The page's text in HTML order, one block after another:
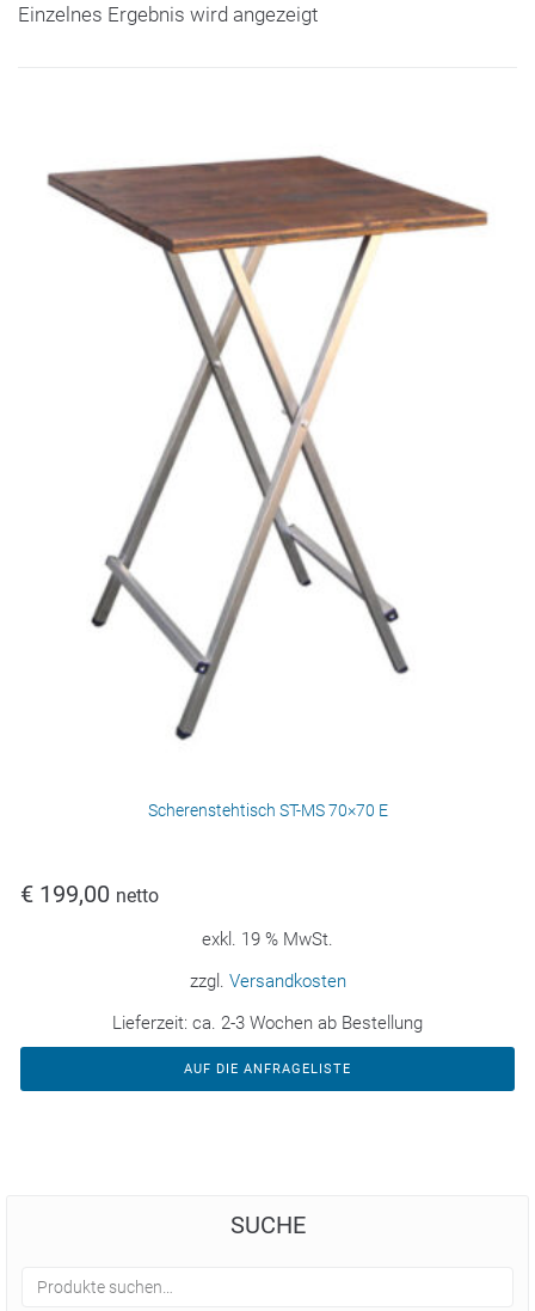
Einzelnes Ergebnis wird angezeigt
Scherenstehtisch ST-MS 70×70 E
€ 199,00 netto
exkl. 19 % MwSt.
zzgl. Versandkosten
Lieferzeit: ca. 2-3 Wochen ab Bestellung
AUF DIE ANFRAGELISTE
SUCHE